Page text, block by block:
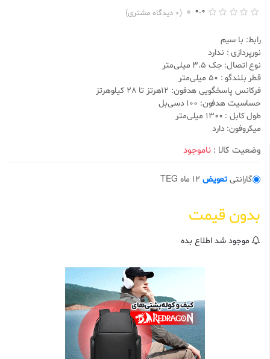
ت
ی
ا
ز
د
ی
0
0
0
5
ا
س
م
ی
ا
0.0
(
0 دیدگاه مشتری)
رابط: با سیم
نورپردازی : ندارد
نوع اتصال: جک 3.5 میلی‌متر
قطر بلندگو : 50 میلی‌متر
فرکانس پاسخگویی هدفون: 12هرتز تا 28 کیلوهرتز
حساسیت هدفون: 100 دسی‌بل
طول کابل : 1300 میلی‌‌متر
میکروفون: دارد
وضعیت کالا : ناموجود
گارانتی تعویض
بدون قیمت
موجود شد اطلاع بده